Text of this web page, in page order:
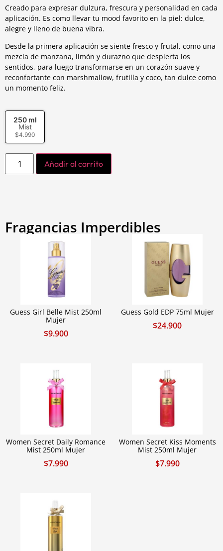
Creado para expresar dulzura, frescura y personalidad en cada
aplicación. Es como llevar tu mood favorito en la piel: dulce,
alegre y lleno de buena vibra.
Desde la primera aplicación se siente fresco y frutal, como una
mezcla de manzana, limón y durazno que despierta los
sentidos, para luego transformarse en un corazón suave y
reconfortante con marshmallow, frutilla y coco, tan dulce como
un momento feliz.
250 ml
Mist
$4.990
Añadir al carrito
Fragancias Imperdibles
Guess Girl Belle Mist 250ml
Mujer
$9.900
Guess Gold EDP 75ml Mujer
$24.900
Women Secret Daily Romance
Mist 250ml Mujer
$7.990
Women Secret Kiss Moments
Mist 250ml Mujer
$7.990